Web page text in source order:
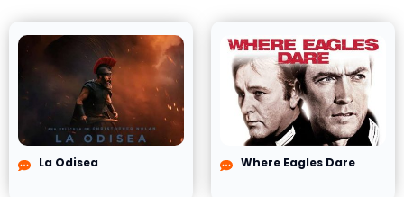
La Odisea Where Eagles Dare